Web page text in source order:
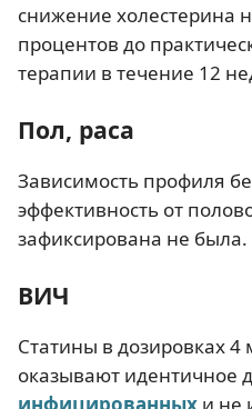
снижение холестерина
процентов до
терапии в течение 12
Пол, раса
Зависимость профиля
эффективность от
зафиксирована не была.
ВИЧ
Статины в дозировках
оказывают идентичное